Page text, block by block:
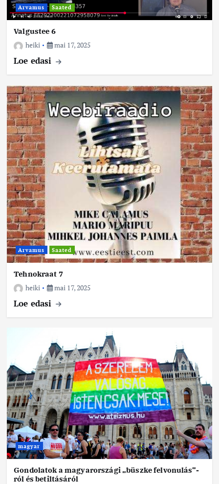
Arvamus Saated
Valgustee 6
heiki
mai 17, 2025
Loe edasi
Arvamus Saated
Tehnokraat 7
heiki
mai 17, 2025
Loe edasi
magyar
Gondolatok a magyarországi „büszke felvonulás”-
ról és betiltásáról